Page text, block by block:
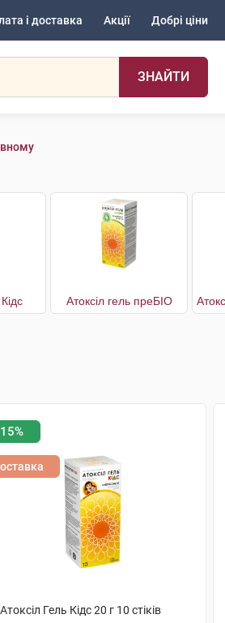
і доставка Акції Добрі ціни
ЗНАЙТИ
Атоксіл гель преБІО
Атоксіл Гель Кідс 20 г 10 стіків